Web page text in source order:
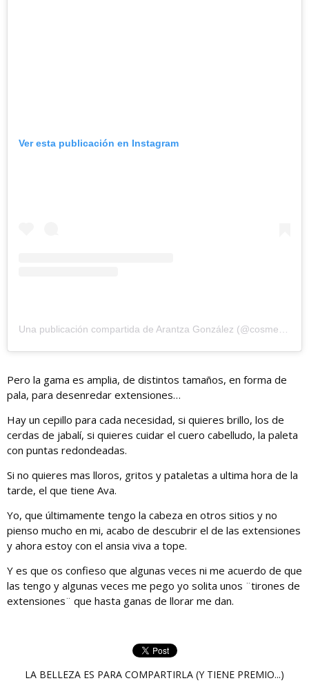
Ver esta publicación en Instagram
Pero la gama es amplia, de distintos tamaños, en forma de
pala, para desenredar extensiones…
Hay un cepillo para cada necesidad, si quieres brillo, los de
cerdas de jabalí, si quieres cuidar el cuero cabelludo, la paleta
con puntas redondeadas.
Si no quieres mas lloros, gritos y pataletas a ultima hora de la
tarde, el que tiene Ava.
Yo, que últimamente tengo la cabeza en otros sitios y no
pienso mucho en mi, acabo de descubrir el de las extensiones
y ahora estoy con el ansia viva a tope.
Y es que os confieso que algunas veces ni me acuerdo de que
las tengo y algunas veces me pego yo solita unos ¨tirones de
extensiones¨ que hasta ganas de llorar me dan.
LA BELLEZA ES PARA COMPARTIRLA (Y TIENE PREMIO...)